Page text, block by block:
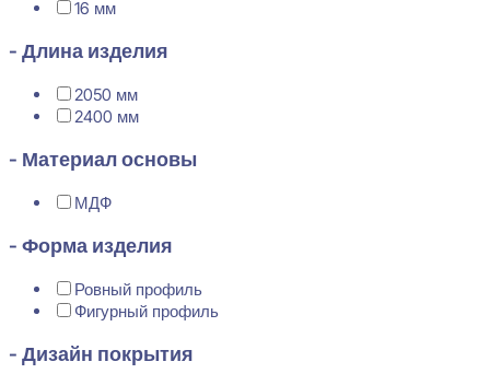
16 мм
- Длина изделия
2050 мм
2400 мм
- Материал основы
МДФ
- Форма изделия
Ровный профиль
Фигурный профиль
- Дизайн покрытия